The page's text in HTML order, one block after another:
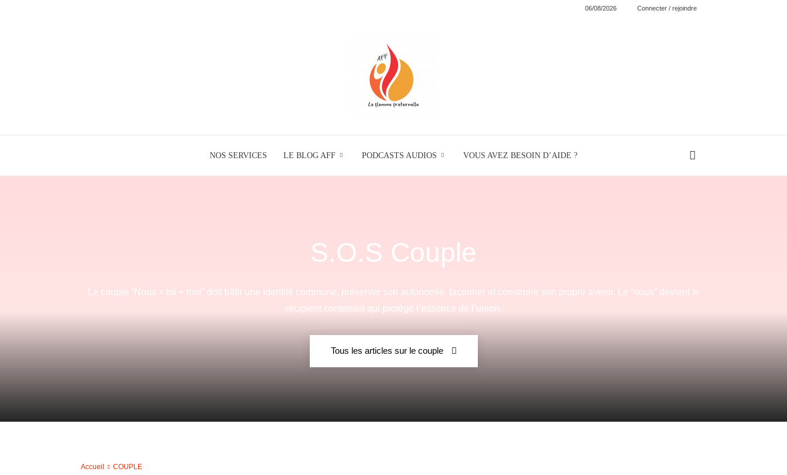
06/08/2026 Connecter / rejoindre
La
Fraternelle
NOS SERVICES LE BLOG AFF PODCASTS AUDIOS VOUS AVEZ BESOIN D’AIDE ?
S.O.S Couple
Le couple “Nous = toi + moi” doit bâtir une identité commune, préserver son autonomie, façonner et construire son propre avenir. Le “nous” devient le
récipient contenant qui protège l’essence de l’union.
Tous les articles sur le couple
Accueil COUPLE